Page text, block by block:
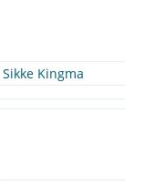
Sikke Kingma